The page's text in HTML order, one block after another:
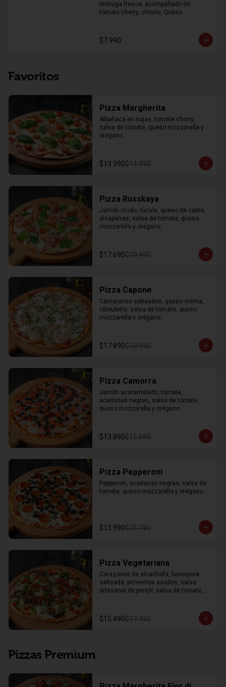
lechuga fresca, acompañado de
tomate cherry, choclo, Queso
aderezo de la casa y limón
$7.990
Favoritos
Pizza Margherita
Albahaca en hojas, tomate cherry,
salsa de tomate, queso mozzarella y
orégano.
$13.390$14.990
Pizza Russkaya
Jamón crudo, rúcula, queso de cabra,
alcaparras, salsa de tomate, queso
mozzarella y orégano.
$17.690$19.990
Pizza Capone
Camarones salteados, queso crema,
ciboulette, salsa de tomate, queso
mozzarella y orégano.
$17.890$19.990
Pizza Camorra
Jamón acaramelado, tomate,
aceitunas negras, salsa de tomate,
queso mozzarella y orégano.
$13.890$15.690
Pizza Pepperoni
Pepperoni, aceitunas negras, salsa de
tomate, queso mozzarella y orégano.
$13.990$15.790
Pizza Vegetariana
Corazones de alcachofa, berenjena
salteada, pimientos asados, salsa
artesanal de perejil, salsa de tomate,
$15.490$17.490
Pizzas Premium